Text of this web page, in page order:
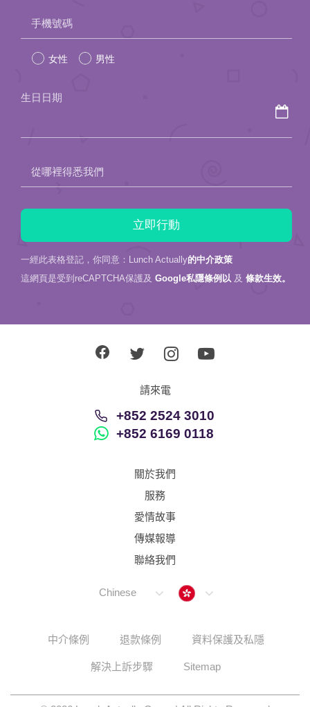
leave
this
手機號碼
女性 男性
生日日期
從哪裡得悉我們
一經此表格登記，你同意：Lunch Actually的中介政策
這網頁是受到reCAPTCHA保護及 Google私隱條例以 及 條款生效。
請來電
+852 2524 3010
+852 6169 0118
關於我們
服務
愛情故事
傳媒報導
聯絡我們
Chinese Hong Kong
中介條例 退款條例 資料保護及私隱
解決上訴步驟 Sitemap